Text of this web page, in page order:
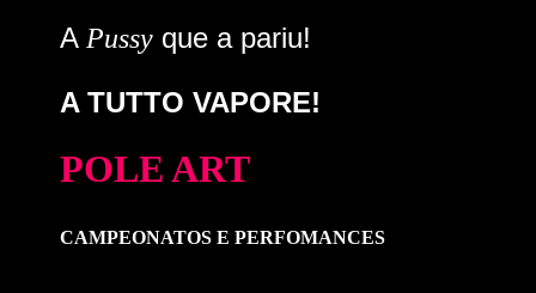
A Pussy que a pariu!
A TUTTO VAPORE!
POLE ART
CAMPEONATOS E PERFOMANCES